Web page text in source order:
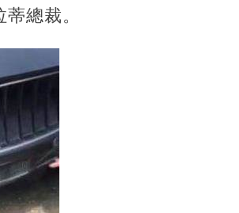
總裁。